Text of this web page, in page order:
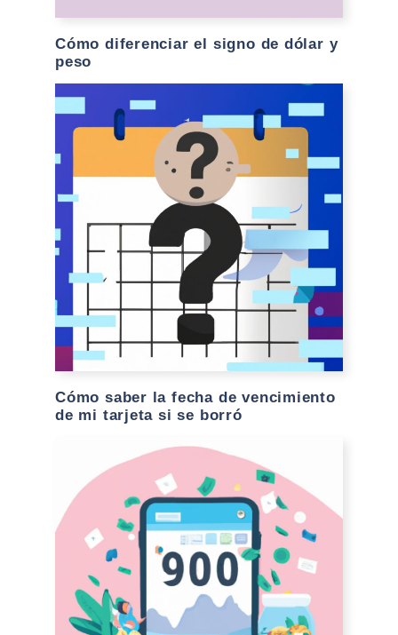
Cómo diferenciar el signo de dólar y
peso
Cómo saber la fecha de vencimiento
de mi tarjeta si se borró